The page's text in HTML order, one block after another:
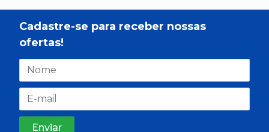
Cadastre-se para receber nossas
ofertas!